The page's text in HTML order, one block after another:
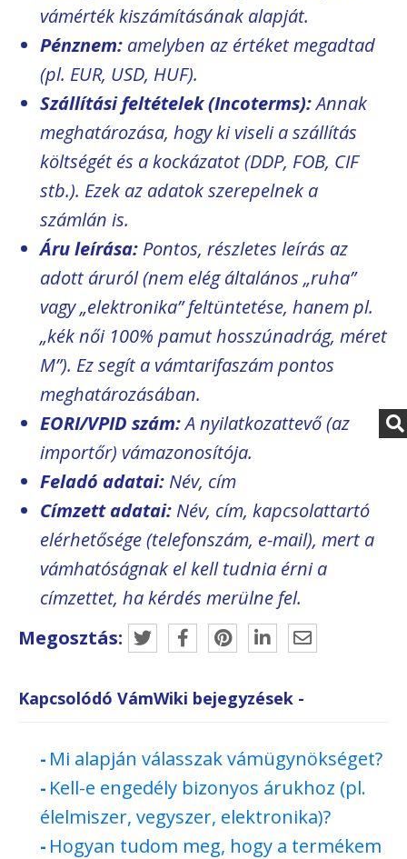
vámérték kiszámításának alapját.
Pénznem: amelyben az értéket megadtad
(pl. EUR, USD, HUF).
Szállítási feltételek (Incoterms):Annak
meghatározása, hogy ki viseli a szállítás
költségét és a kockázatot (DDP, FOB, CIF
stb.). Ezek az adatok szerepelnek a
számlán is.
Áru leírása: Pontos, részletes leírás az
adott áruról (nem elég általános „ruha”
vagy „elektronika” feltüntetése, hanem pl.
„kék női 100% pamut hosszúnadrág, méret
M”). Ez segít a vámtarifaszám pontos
meghatározásában.
EORI/VPID szám:A nyilatkozattevő (az
importőr) vámazonosítója.
Feladó adatai: Név, cím
Címzett adatai: Név, cím, kapcsolattartó
elérhetősége (telefonszám, e-mail), mert a
vámhatóságnak el kell tudnia érni a
címzettet, ha kérdés merülne fel.
Megosztás:
Kapcsolódó VámWiki bejegyzések -
Mi alapján válasszak vámügynökséget?
Kell-e engedély bizonyos árukhoz (pl.
élelmiszer, vegyszer, elektronika)?
Hogyan tudom meg, hogy a termékem